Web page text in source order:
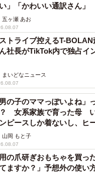
」「かわいい通訳さん」
五ヶ瀬 あお
トライブ控えるT-
社長がTikTok内で独占イ
まいどなニュース
男の子のママっぽいよね」
女系家族で育った母
ピースしか着ないし、
が…
山岡 もと子
の爪研ぎおもちゃを買っ
ますか？」予想外の使い